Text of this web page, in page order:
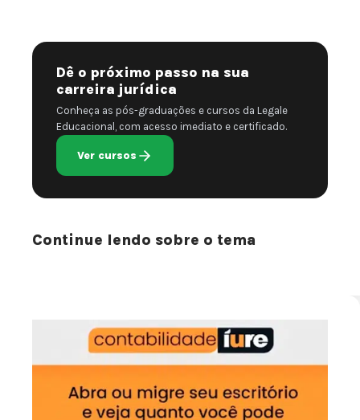
Dê o próximo passo na sua
carreira jurídica
Conheça as pós-graduações e cursos da Legale
Educacional, com acesso imediato e certificado.
Ver cursos
Continue lendo sobre o tema